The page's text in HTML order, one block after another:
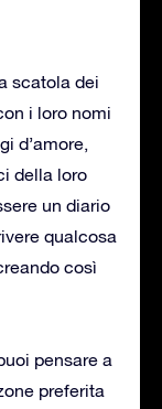
scatola dei
i loro nomi
d’amore,
della loro
un diario
qualcosa
così
pensare a
preferita